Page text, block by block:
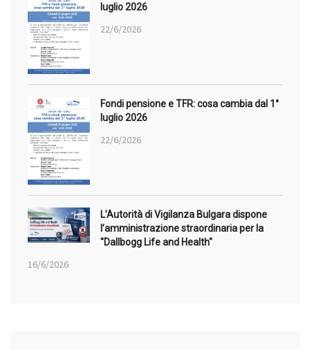
luglio 2026
22/6/2026
Fondi pensione e TFR: cosa cambia dal 1°
luglio 2026
22/6/2026
L’Autorità di Vigilanza Bulgara dispone
l’amministrazione straordinaria per la
"Dallbogg Life and Health"
16/6/2026